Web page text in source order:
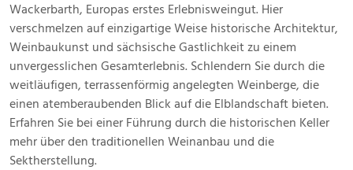
Wackerbarth, Europas erstes Erlebnisweingut. Hier
verschmelzen auf einzigartige Weise historische Architektur,
Weinbaukunst und sächsische Gastlichkeit zu einem
unvergesslichen Gesamterlebnis. Schlendern Sie durch die
weitläufigen, terrassenförmig angelegten Weinberge, die
einen atemberaubenden Blick auf die Elblandschaft bieten.
Erfahren Sie bei einer Führung durch die historischen Keller
mehr über den traditionellen Weinanbau und die
Sektherstellung.